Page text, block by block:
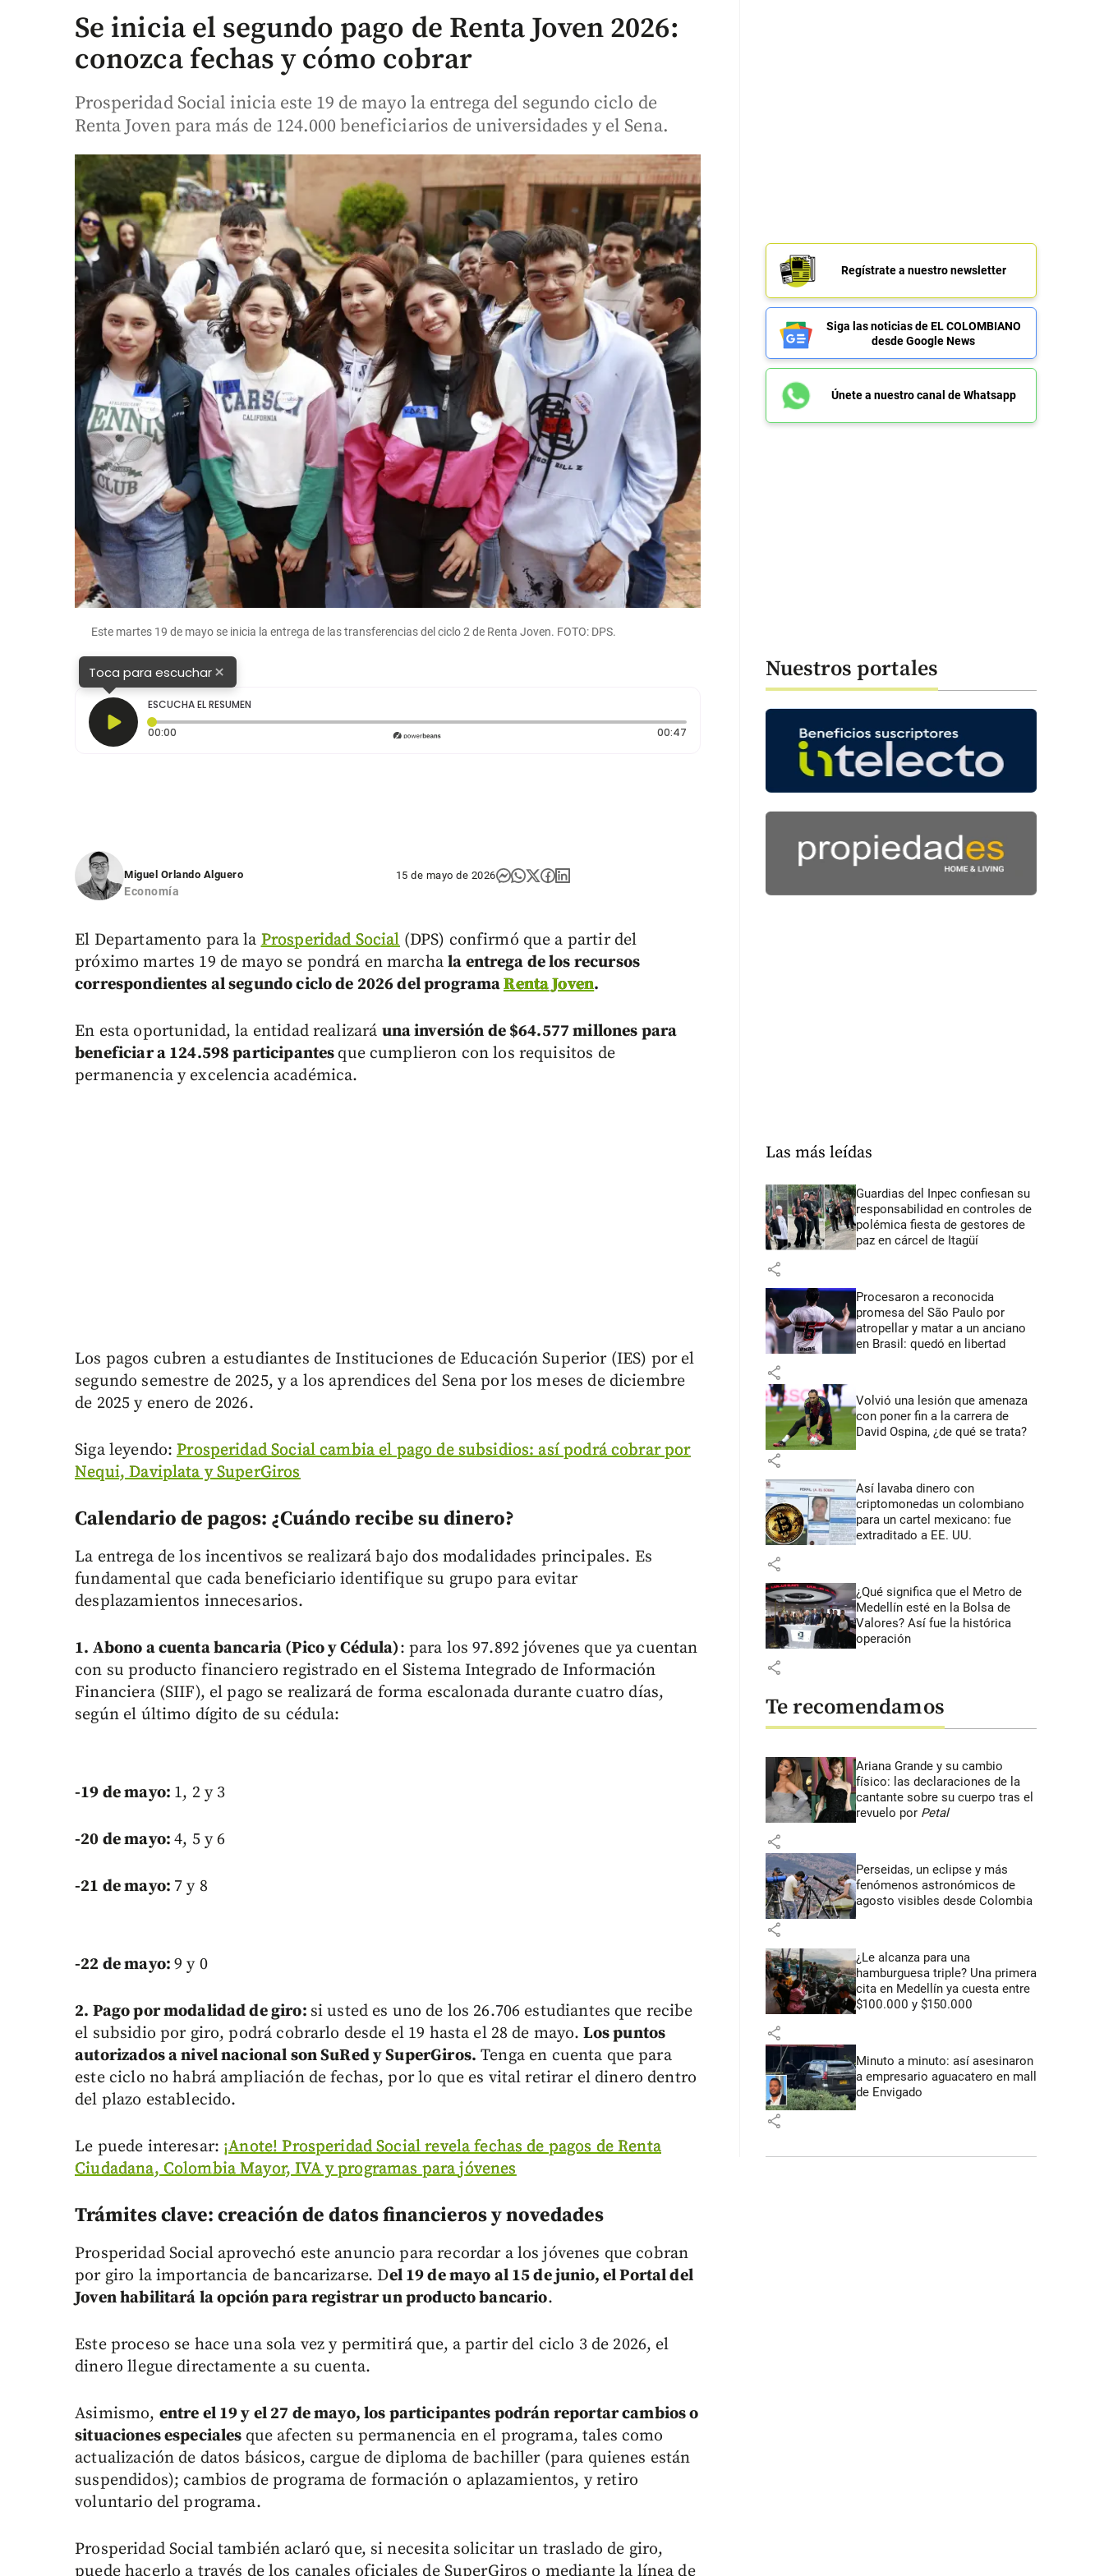
Se inicia el segundo pago de Renta Joven 2026:
conozca fechas y cómo cobrar
Prosperidad Social inicia este 19 de mayo la entrega del segundo ciclo de
Renta Joven para más de 124.000 beneficiarios de universidades y el Sena.
Este martes 19 de mayo se inicia la entrega de las transferencias del ciclo 2 de Renta Joven. FOTO: DPS.
Toca para escuchar×
ESCUCHA EL RESUMEN
00:00
00:47Duración: 47 segundos
Miguel Orlando Alguero
Economía
15 de mayo de 2026
El Departamento para laProsperidad Social(DPS) confirmó que a partir del
próximo martes 19 de mayo se pondrá en marchala entrega de los recursos
correspondientes al segundo ciclo de 2026 del programaRenta Joven.
En esta oportunidad, la entidad realizará una inversión de $64.577 millones para
beneficiar a 124.598 participantes que cumplieron con los requisitos de
permanencia y excelencia académica.
Los pagos cubren a estudiantes de Instituciones de Educación Superior (IES) por el
segundo semestre de 2025, y a los aprendices del Sena por los meses de diciembre
de 2025 y enero de 2026.
Siga leyendo:Prosperidad Social cambia el pago de subsidios: así podrá cobrar por
Nequi, Daviplata y SuperGiros
Calendario de pagos: ¿Cuándo recibe su dinero?
La entrega de los incentivos se realizará bajo dos modalidades principales. Es
fundamental que cada beneficiario identifique su grupo para evitar
desplazamientos innecesarios.
1. Abono a cuenta bancaria (Pico y Cédula): para los 97.892 jóvenes que ya cuentan
con su producto financiero registrado en el Sistema Integrado de Información
Financiera (SIIF), el pago se realizará de forma escalonada durante cuatro días,
según el último dígito de su cédula:
-19 de mayo: 1, 2 y 3
-20 de mayo:4, 5 y 6
-21 de mayo: 7 y 8
-22 de mayo:9 y 0
2. Pago por modalidad de giro: si usted es uno de los 26.706 estudiantes que recibe
el subsidio por giro, podrá cobrarlo desde el 19 hasta el 28 de mayo. Los puntos
autorizados a nivel nacional son SuRed y SuperGiros. Tenga en cuenta que para
este ciclo no habrá ampliación de fechas, por lo que es vital retirar el dinero dentro
del plazo establecido.
Le puede interesar: ¡Anote! Prosperidad Social revela fechas de pagos de Renta
Ciudadana, Colombia Mayor, IVA y programas para jóvenes
Trámites clave: creación de datos financieros y novedades
Prosperidad Social aprovechó este anuncio para recordar a los jóvenes que cobran
por giro la importancia de bancarizarse. Del 19 de mayo al 15 de junio, el Portal del
Joven habilitará la opción para registrar un producto bancario.
Este proceso se hace una sola vez y permitirá que, a partir del ciclo 3 de 2026, el
dinero llegue directamente a su cuenta.
Asimismo, entre el 19 y el 27 de mayo, los participantes podrán reportar cambios o
situaciones especiales que afecten su permanencia en el programa, tales como
actualización de datos básicos, cargue de diploma de bachiller (para quienes están
suspendidos); cambios de programa de formación o aplazamientos, y retiro
voluntario del programa.
Prosperidad Social también aclaró que, si necesita solicitar un traslado de giro,
puede hacerlo a través de los canales oficiales de SuperGiros o mediante la línea de
Regístrate a nuestro newsletter
Siga las noticias de EL COLOMBIANO
desde Google News
Únete a nuestro canal de Whatsapp
Nuestros portales
Las más leídas
Guardias del Inpec confiesan su
responsabilidad en controles de
polémica fiesta de gestores de
paz en cárcel de Itagüí
share
Procesaron a reconocida
promesa del São Paulo por
atropellar y matar a un anciano
en Brasil: quedó en libertad
share
Volvió una lesión que amenaza
con poner fin a la carrera de
David Ospina, ¿de qué se trata?
share
Así lavaba dinero con
criptomonedas un colombiano
para un cartel mexicano: fue
extraditado a EE. UU.
share
¿Qué significa que el Metro de
Medellín esté en la Bolsa de
Valores? Así fue la histórica
operación
share
Te recomendamos
Ariana Grande y su cambio
físico: las declaraciones de la
cantante sobre su cuerpo tras el
revuelo por Petal
share
Perseidas, un eclipse y más
fenómenos astronómicos de
agosto visibles desde Colombia
share
¿Le alcanza para una
hamburguesa triple? Una primera
cita en Medellín ya cuesta entre
$100.000 y $150.000
share
Minuto a minuto: así asesinaron
a empresario aguacatero en mall
de Envigado
share